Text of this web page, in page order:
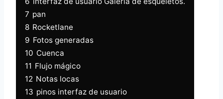
7 pan
8 Rocketlane
9 Fotos generadas
10 Cuenca
11 Flujo mágico
12 Notas locas
13 pinos interfaz de usuario